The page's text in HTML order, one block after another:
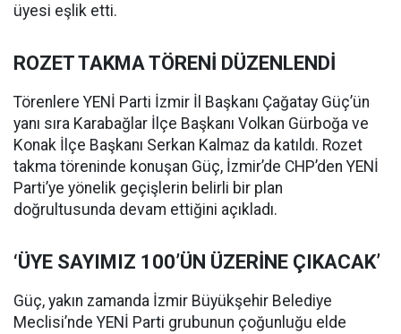
üyesi eşlik etti.
ROZET TAKMA TÖRENİ DÜZENLENDİ
Törenlere YENİ Parti İzmir İl Başkanı Çağatay Güç’ün
yanı sıra Karabağlar İlçe Başkanı Volkan Gürboğa ve
Konak İlçe Başkanı Serkan Kalmaz da katıldı. Rozet
takma töreninde konuşan Güç, İzmir’de CHP’den YENİ
Parti’ye yönelik geçişlerin belirli bir plan
doğrultusunda devam ettiğini açıkladı.
‘ÜYE SAYIMIZ 100’ÜN ÜZERİNE ÇIKACAK’
Güç, yakın zamanda İzmir Büyükşehir Belediye
Meclisi’nde YENİ Parti grubunun çoğunluğu elde